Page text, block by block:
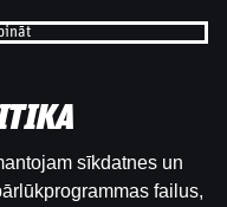
sīkdatnes un
failus,